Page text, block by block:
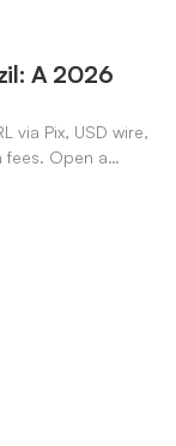
A 2026
via Pix, USD wire,
Open a